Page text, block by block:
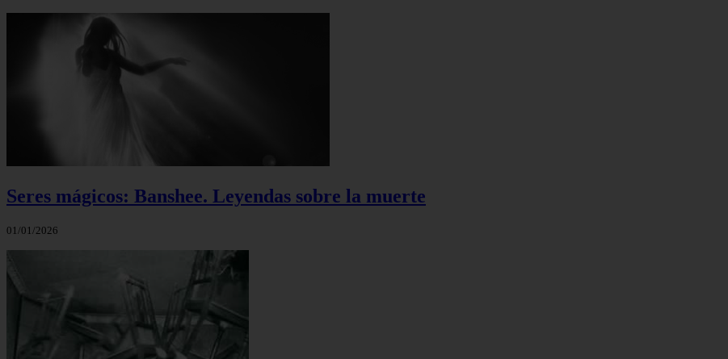
Seres mágicos: Banshee. Leyendas sobre la muerte
01/01/2026